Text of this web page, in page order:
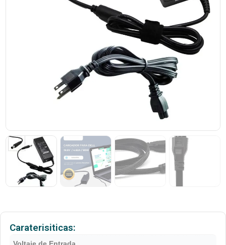
Caraterisiticas:
Voltaje de Entrada